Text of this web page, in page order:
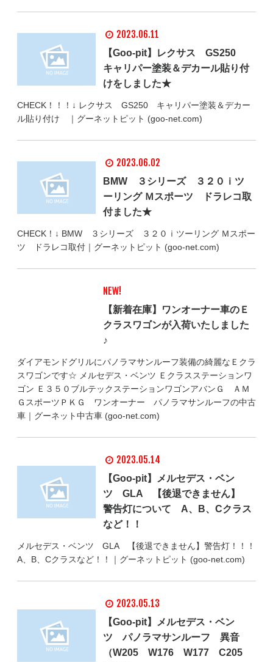
2023.06.11
【Goo-pit】レクサス GS250
キャリパー塗装＆デカール貼り付
けをしました★
CHECK！！！↓ レクサス GS250 キャリパー塗装＆デカー
ル貼り付け ｜グーネットピット (goo-net.com)
2023.06.02
BMW ３シリーズ ３２０ｉツ
ーリング Ｍスポーツ ドラレコ取
付ました★
CHECK！↓ BMW ３シリーズ ３２０ｉツーリング Ｍスポー
ツ ドラレコ取付｜グーネットピット (goo-net.com)
NEW!
【新着在庫】ワンオーナー車のＥ
クラスワゴンが入荷いたしました
♪
ダイアモンドグリルにパノラマサンルーフ装備の綺麗なＥクラ
スワゴンです☆ メルセデス・ベンツ Ｅクラスステーションワ
ゴン Ｅ３５０ブルテックステーションワゴンアバンＧ ＡＭ
ＧスポーツＰＫＧ ワンオーナー パノラマサンルーフの中古
車｜グーネット中古車 (goo-net.com)
2023.05.14
【Goo-pit】メルセデス・ベン
ツ GLA 【後退できません】
警告灯について A、B、Cクラス
など！！
メルセデス・ベンツ GLA 【後退できません】警告灯！！！
A、B、Cクラスなど！！｜グーネットピット (goo-net.com)
2023.05.13
【Goo-pit】メルセデス・ベン
ツ パノラマサンルーフ 異音
（W205 W176 W177 C205